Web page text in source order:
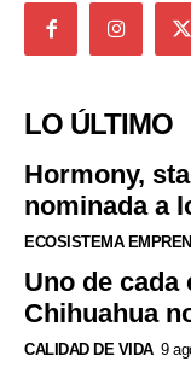
LO ÚLTIMO
Hormony,
nominada a
ECOSISTEMA
Uno de cada
Chihuahua
CALIDAD DE VIDA 9